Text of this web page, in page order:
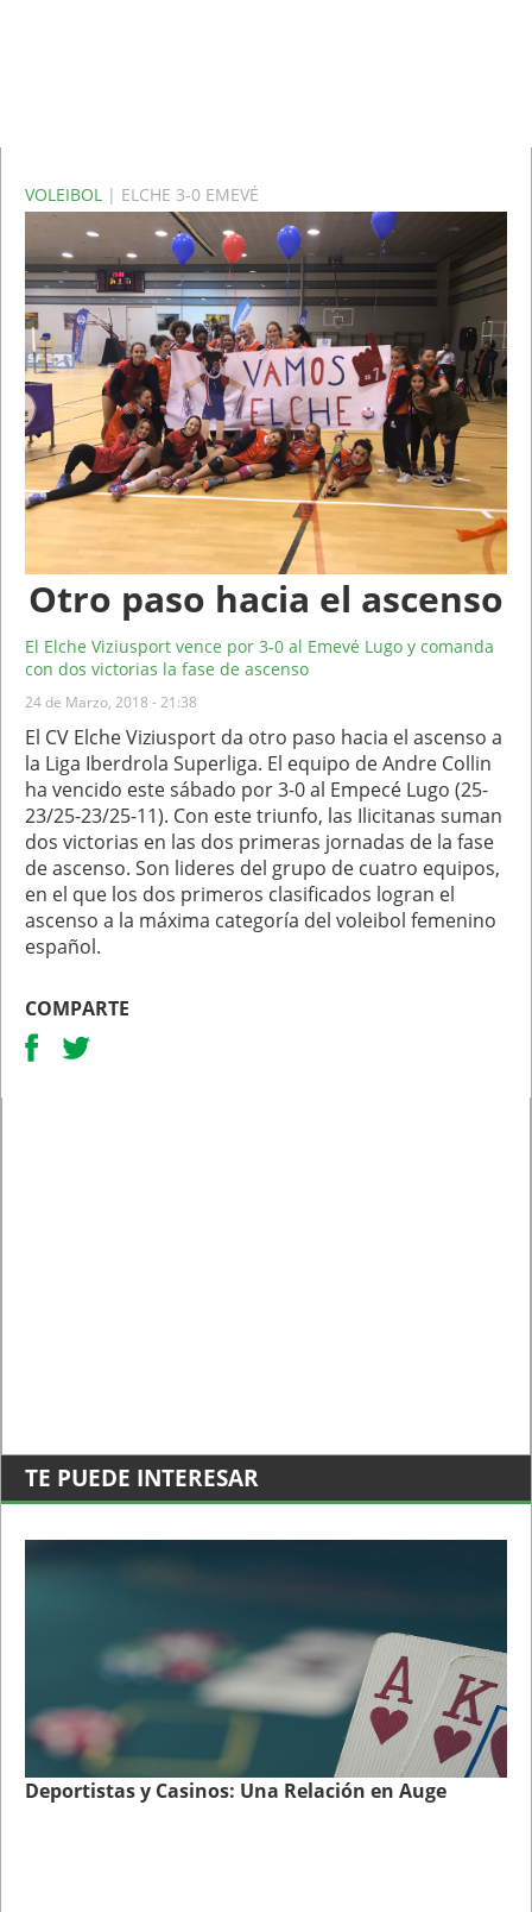
VOLEIBOL | ELCHE 3-0 EMEVÉ
Otro paso hacia el ascenso
El Elche Viziusport vence por 3-0 al Emevé Lugo y comanda
con dos victorias la fase de ascenso
24 de Marzo, 2018 - 21:38
El CV Elche Viziusport da otro paso hacia el ascenso a
la Liga Iberdrola Superliga. El equipo de Andre Collin
ha vencido este sábado por 3-0 al Empecé Lugo (25-
23/25-23/25-11). Con este triunfo, las Ilicitanas suman
dos victorias en las dos primeras jornadas de la fase
de ascenso. Son lideres del grupo de cuatro equipos,
en el que los dos primeros clasificados logran el
ascenso a la máxima categoría del voleibol femenino
español.
COMPARTE
TE PUEDE INTERESAR
Deportistas y Casinos: Una Relación en Auge